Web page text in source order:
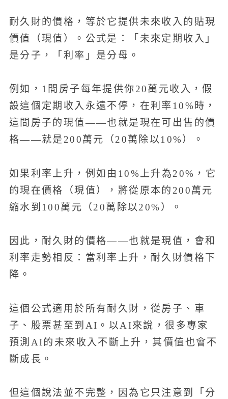
耐久財的價格，等於它提供未來收入的貼現
價值（現值）。公式是：「未來定期收入」
是分子，「利率」是分母。
例如，1間房子每年提供你20萬元收入，假
設這個定期收入永遠不停，在利率10%時，
這間房子的現值——也就是現在可出售的價
格——就是200萬元（20萬除以10%）。
如果利率上升，例如由10%上升為20%，它
的現在價格（現值），將從原本的200萬元
縮水到100萬元（20萬除以20%）。
因此，耐久財的價格——也就是現值，會和
利率走勢相反：當利率上升，耐久財價格下
降。
這個公式適用於所有耐久財，從房子、車
子、股票甚至到AI。以AI來說，很多專家
預測AI的未來收入不斷上升，其價值也會不
斷成長。
但這個說法並不完整，因為它只注意到「分